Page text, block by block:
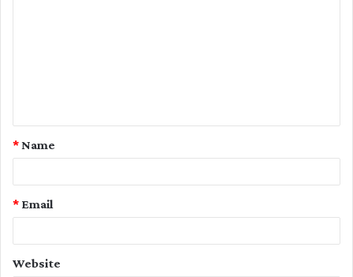
t
Name
*
Email
*
Website